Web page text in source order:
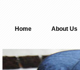
Home About Us